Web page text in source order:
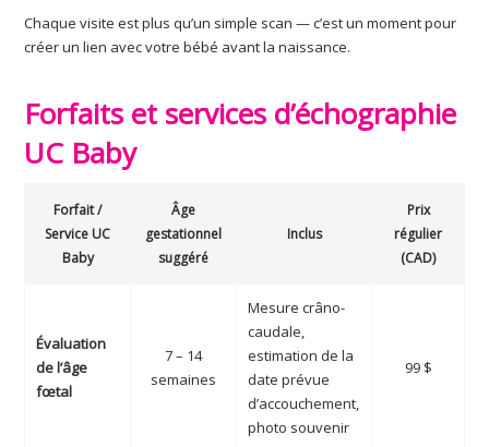
Chaque visite est plus qu’un simple scan — c’est un moment pour
créer un lien avec votre bébé avant la naissance.
Forfaits et services d’échographie
UC Baby
Forfait /
Service UC
Baby
Âge
gestationnel
suggéré
Inclus
Prix
régulier
(CAD)
Évaluation
de l’âge
fœtal
7 – 14
semaines
Mesure crâno-
caudale,
estimation de la
date prévue
d’accouchement,
photo souvenir
99 $